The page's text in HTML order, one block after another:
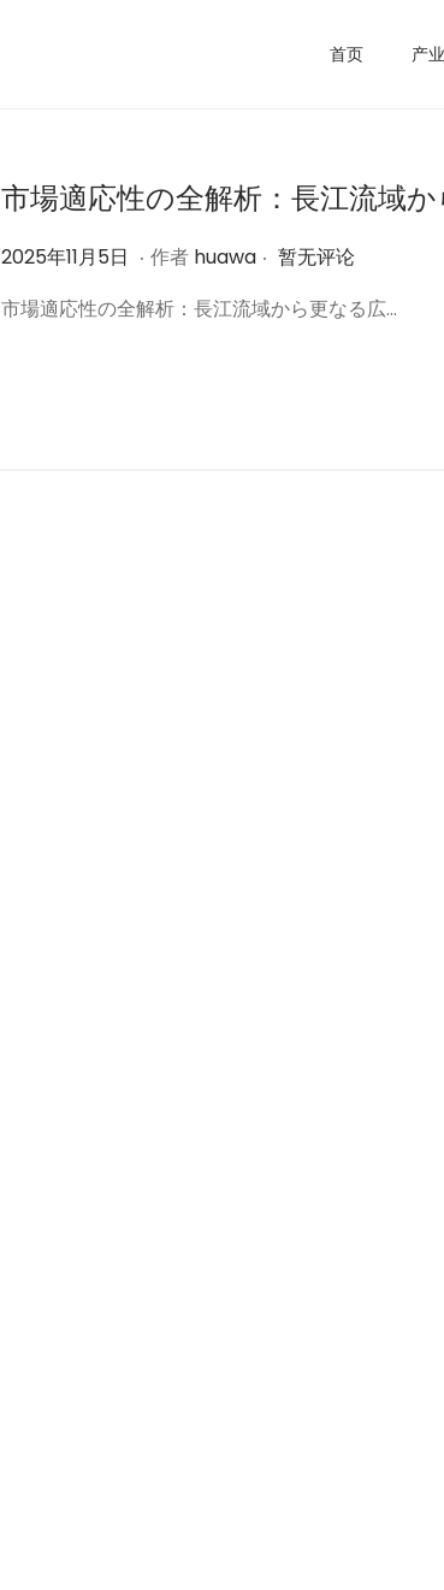
首页 产
市場適応性の全解析：長江流域
作
2025年11月5日 2
2
. 作者 huawa . 暂无评论
市場適応性の全解析：長江流域から更なる広…